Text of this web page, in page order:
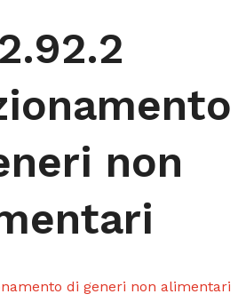
non
di generi non alimentari